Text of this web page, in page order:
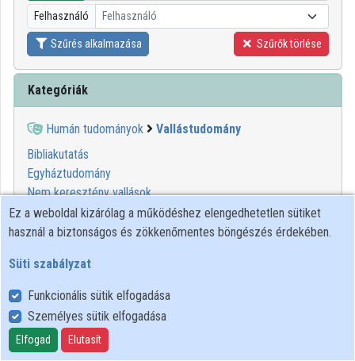
Közreműködők
Felhasználó Felhasználó
Szűrés alkalmazása Szűrők törlése
Kategóriák
Humán tudományok
Vallástudomány
Bibliakutatás
Egyháztudomány
Nem keresztény vallások
Összehasonlító vallástudomány
Pasztorizáció
00:49:52
Ez a weboldal kizárólag a működéshez elengedhetetlen sütiket
használ a biztonságos és zökkenőmentes böngészés érdekében.
Süti szabályzat
Funkcionális sütik elfogadása
Személyes sütik elfogadása
Elfogad Elutasít